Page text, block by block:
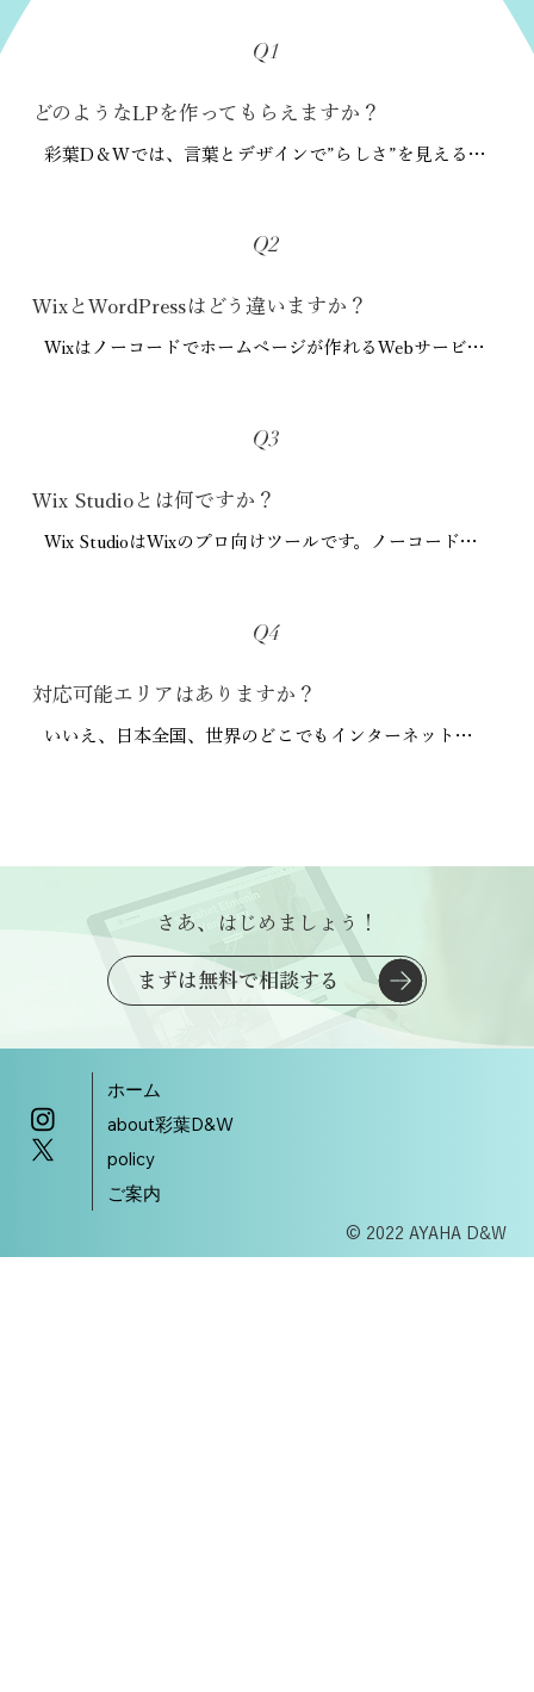
Q1
どのようなLPを作ってもらえますか？
彩葉D＆Wでは、言葉とデザインで”らしさ”を見える化
プトやブランディング、目的に合わせてお作りします。
Q2
WixとWordPressはどう違いますか？
Wixはノーコードでホームページが作れるWebサービス
専念できます。使用するには使用料が掛かります。
どを自分で行う（もしくは外注する）必要がありま
彩葉D＆WではWix（含むWix Studio）のLPをお作りし
には別途Wix使用料が掛かります。
Q3
Wix Studioとは何ですか？
Wix StudioはWixのプロ向けツールです。ノーコードな
力的なサイトが作れるものです。
Q4
​対応可能エリアはありますか？
いいえ、日本全国、世界のどこでもインターネット環
さあ、はじめましょう！
まずは無料で相談する
ホーム
about彩葉D&W
policy
ご案内
© 2022 AYAHA D&W